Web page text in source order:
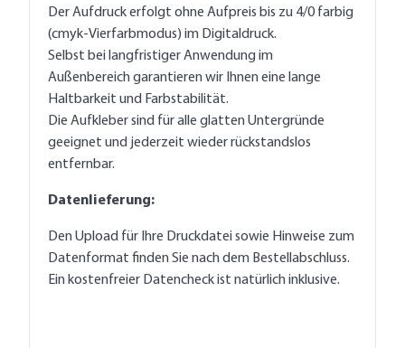
Der Aufdruck erfolgt ohne Aufpreis bis zu 4/0 farbig
(cmyk-Vierfarbmodus) im Digitaldruck.
Selbst bei langfristiger Anwendung im
Außenbereich garantieren wir Ihnen eine lange
Haltbarkeit und Farbstabilität.
Die Aufkleber sind für alle glatten Untergründe
geeignet und jederzeit wieder rückstandslos
entfernbar.
Datenlieferung:
Den Upload für Ihre Druckdatei sowie Hinweise zum
Datenformat finden Sie nach dem Bestellabschluss.
Ein kostenfreier Datencheck ist natürlich inklusive.